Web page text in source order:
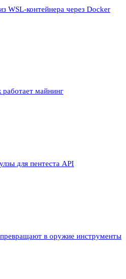
WSL-контейнера через Docker
майнинг
для пентеста API
в оружие инструменты